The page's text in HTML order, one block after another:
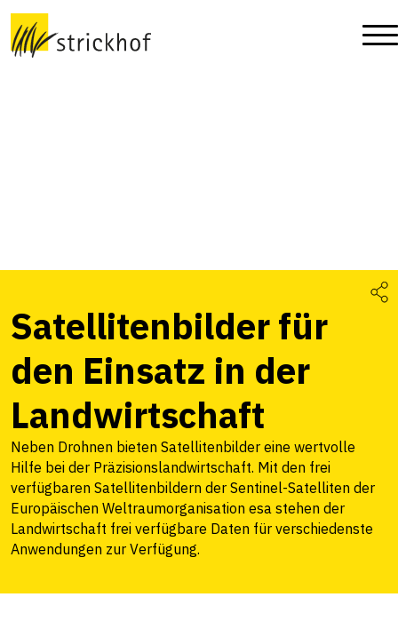
Satellitenbilder für
den Einsatz in der
Landwirtschaft
Neben Drohnen bieten Satellitenbilder eine wertvolle
Hilfe bei der Präzisionslandwirtschaft. Mit den frei
verfügbaren Satellitenbildern der Sentinel-Satelliten der
Europäischen Weltraumorganisation esa stehen der
Landwirtschaft frei verfügbare Daten für verschiedenste
Anwendungen zur Verfügung.